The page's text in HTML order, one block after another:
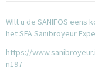
WIlt u de SANIFOS eens
het SFA Sanibroyeur
https://
n197